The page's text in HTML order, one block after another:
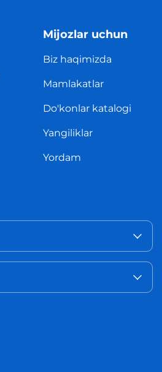
Mijozlar uchun
Biz haqimizda
Mamlakatlar
Do'konlar katalogi
Yangiliklar
Yordam